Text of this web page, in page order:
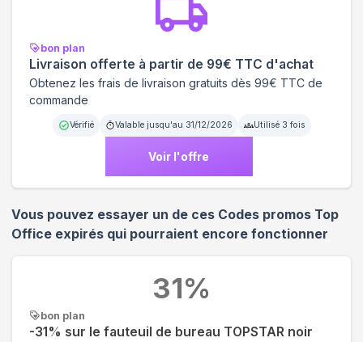
bon plan
Livraison offerte à partir de 99€ TTC d'achat
Obtenez les frais de livraison gratuits dès 99€ TTC de
commande
Vérifié Valable jusqu'au 31/12/2026 Utilisé 3 fois
Voir l'offre
Vous pouvez essayer un de ces Codes promos Top
Office expirés qui pourraient encore fonctionner
bon plan
-31% sur le fauteuil de bureau TOPSTAR noir
31%